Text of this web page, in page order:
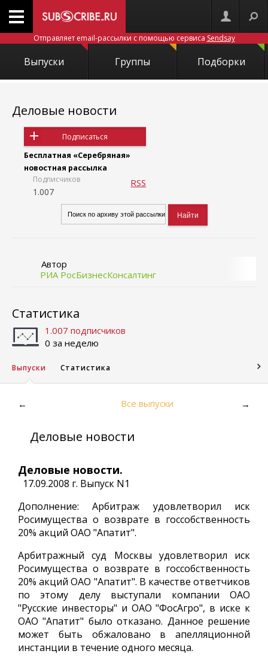
Отправляет email-рассылки с помощью сервиса Sendsay
Выпуски Группы Подборки
Деловые новости
Подписаться
Бесплатная «Серебряная»
новостная рассылка
Подписчиков
1.007
RSS
Автор
РИА РосБизнесКонсалтинг
Статистика
1.007 подписчиков
0 за неделю
Выпуски Статистика
← Все выпуски →
Деловые новости
Деловые новости.
17.09.2008 г. Выпуск N1
Дополнение: Арбитраж удовлетворил иск
Росимущества о возврате в госсобственность
20% акций ОАО "Апатит".
Арбитражный суд Москвы удовлетворил иск
Росимущества о возврате в госсобственность
20% акций ОАО "Апатит". В качестве ответчиков
по этому делу выступали компании ОАО
"Русские инвесторы" и ОАО "ФосАгро", в иске к
ОАО "Апатит" было отказано. Данное решение
может быть обжаловано в апелляционной
инстанции в течение одного месяца.